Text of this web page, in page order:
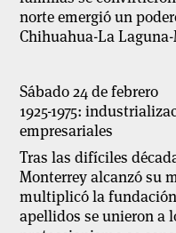
norte emergió un
Chihuahua-La
Sábado 24 de febrero
1925-1975:
empresariales
Tras las difíciles
Monterrey alcanzó su
multiplicó la
apellidos se unieron a